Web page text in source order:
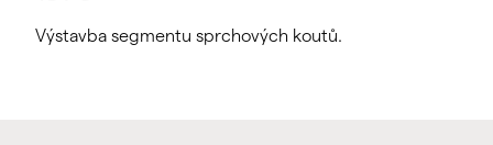
Výstavba segmentu sprchových koutů.